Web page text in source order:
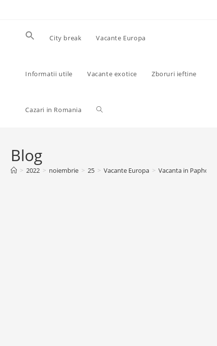
City break Vacante Europa
Informatii utile Vacante exotice Zboruri ieftine
Cazari in Romania Toggle
Blog
> 2022 > noiembrie > 25 > Vacante Europa > Vacanta in Paphos